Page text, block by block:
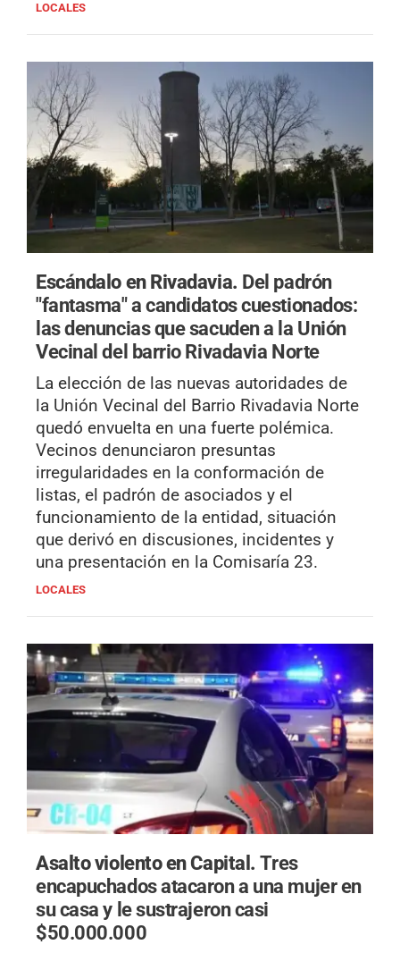
LOCALES
Escándalo en Rivadavia. Del padrón
"fantasma" a candidatos cuestionados:
las denuncias que sacuden a la Unión
Vecinal del barrio Rivadavia Norte
La elección de las nuevas autoridades de
la Unión Vecinal del Barrio Rivadavia Norte
quedó envuelta en una fuerte polémica.
Vecinos denunciaron presuntas
irregularidades en la conformación de
listas, el padrón de asociados y el
funcionamiento de la entidad, situación
que derivó en discusiones, incidentes y
una presentación en la Comisaría 23.
LOCALES
Asalto violento en Capital.Tres
encapuchados atacaron a una mujer en
su casa y le sustrajeron casi
$50.000.000